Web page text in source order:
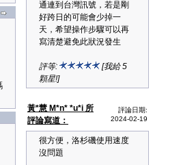
通連到台灣訊號，若是剛
好跨日的可能會少掉一
天，希望操作步驟可以再
寫清楚避免此狀況發生
評等:
[我給 5
顆星!]
黃*慧 M*n* *u*i 所
評論寫道：
評論日期:
2024-02-19
很方便，洛杉磯使用速度
沒問題